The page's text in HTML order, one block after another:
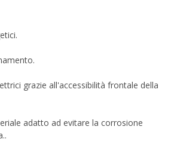
grazie all'accessibilità frontale della
adatto ad evitare la corrosione